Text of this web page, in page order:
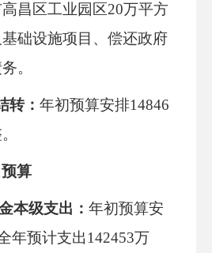
昌区工业园区20万平方
础设施项目 、 偿还政府
。
转：年初预算安排14846
预算
本级支出：年初预算安
年预计支出142453万